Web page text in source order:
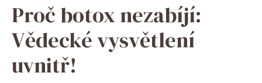
Proč botox nezabíjí:
Vědecké vysvětlení
uvnitř!